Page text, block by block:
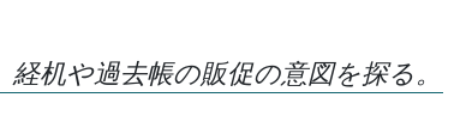
机や過去帳の販促の意図を探る。